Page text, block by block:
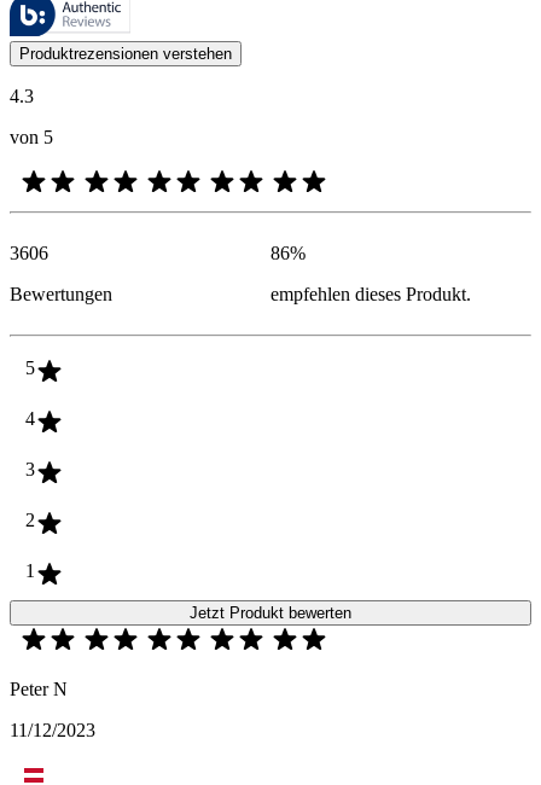
Kundenmeinungen in Form von Produkt- und Sternebewertungen
Produktrezensionen verstehen
4.3
von 5
3606
Bewertungen
86%
empfehlen dieses Produkt.
5
4
3
2
1
Jetzt Produkt bewerten
Peter N
11/12/2023